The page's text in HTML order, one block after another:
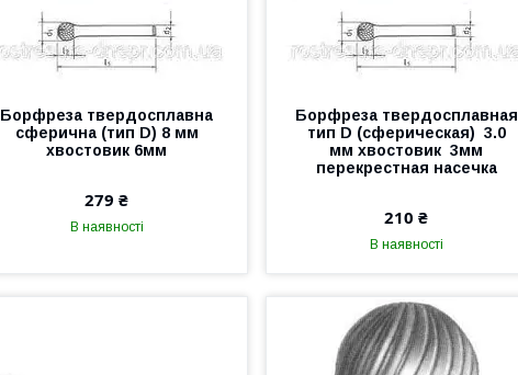
Борфреза твердосплавна
сферична (тип D) 8 мм
хвостовик 6мм
279 ₴
В наявності
Борфреза твердосплавная
тип D (сферическая) 3.0
мм хвостовик 3мм
перекрестная насечка
210 ₴
В наявності